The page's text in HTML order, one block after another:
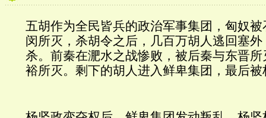
五胡作为全民皆兵的政治军事集团，匈奴
闵所灭，杀胡令之后，几百万胡人逃回塞
杀。前秦在淝水之战惨败，被后秦与东晋
裕所灭。剩下的胡人进入鲜卑集团，最后